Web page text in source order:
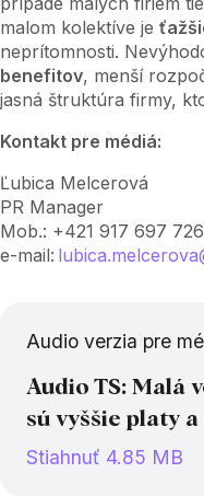
malom kolektíve je
neprítomnosti.
benefitov, menší
jasná štruktúra firmy,
Kontakt pre médiá:
Ľubica Melcerová
PR Manager
Mob.: +421 917 697 726
e-mail:
Audio verzia pre
Audio TS: Malá
sú vyššie platy
Stiahnuť 4.85 MB